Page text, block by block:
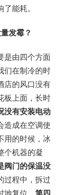
能耗。
发霉？
是由四个方面
们在制冷的时
店的风口没有
板上面，长时
没有安装电动
造成在空调使
用的时候，冰
个机器的凝
阀门的保温没
过程中，拆过